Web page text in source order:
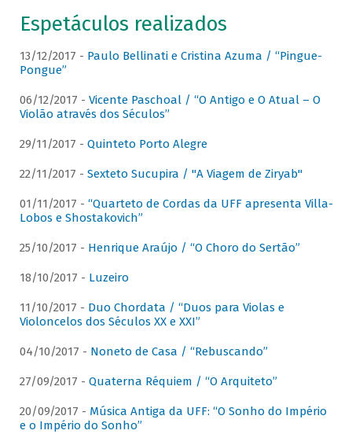
Espetáculos realizados
13/12/2017 - Paulo Bellinati e Cristina Azuma / “Pingue-
Pongue”
06/12/2017 - Vicente Paschoal / “O Antigo e O Atual – O
Violão através dos Séculos”
29/11/2017 - Quinteto Porto Alegre
22/11/2017 - Sexteto Sucupira / "A Viagem de Ziryab"
01/11/2017 - “Quarteto de Cordas da UFF apresenta Villa-
Lobos e Shostakovich”
25/10/2017 - Henrique Araújo / “O Choro do Sertão”
18/10/2017 - Luzeiro
11/10/2017 - Duo Chordata / “Duos para Violas e
Violoncelos dos Séculos XX e XXI”
04/10/2017 - Noneto de Casa / “Rebuscando”
27/09/2017 - Quaterna Réquiem / “O Arquiteto”
20/09/2017 - Música Antiga da UFF: “O Sonho do Império
e o Império do Sonho”